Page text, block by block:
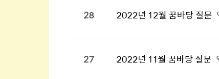
28 2022년 12월 꿈바당 질문
27 2022년 11월 꿈바당 질문